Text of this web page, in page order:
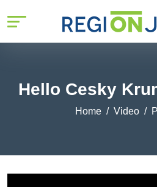
Hello Cesky
Home Video